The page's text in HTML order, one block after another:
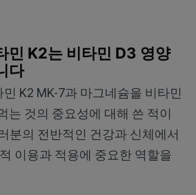
민 K2는 비타민 D3 영양
다
K2 MK-7과 마그네슘을 비타민
는 것의 중요성에 대해 쓴 적이
분의 전반적인 건강과 신체에서
이용과 적용에 중요한 역할을